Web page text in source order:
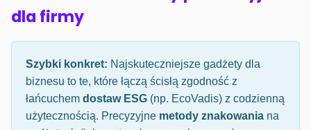
dla firmy
Szybki konkret: Najskuteczniejsze gadżety dla
biznesu to te, które łączą ścisłą zgodność z
łańcuchem dostaw ESG (np. EcoVadis) z codzienną
użytecznością. Precyzyjne metody znakowania na